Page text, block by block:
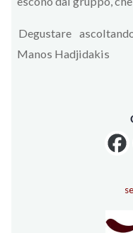
Degustare
Manos Hadjidakis